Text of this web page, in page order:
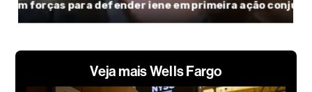
Veja mais Wells Fargo